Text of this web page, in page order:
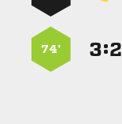
:
74’